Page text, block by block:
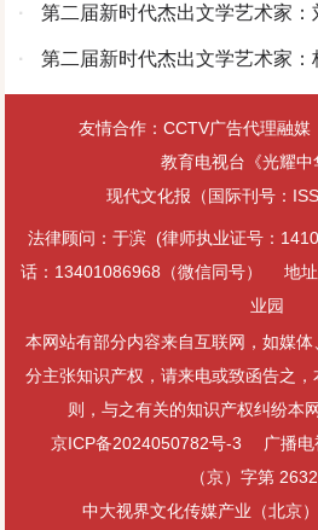
· 第二届新时代杰出文学艺术家：
· 第二届新时代杰出文学艺术家：
友情合作：CCTV广告代理融媒
教育电视台《光耀中
现代文化报（国际刊号：
法律顾问：于滨 (律师执业证号：
话：13401086968（微信同号）
地
业园
本网站有部分内容来自互联网，如媒
分主张知识产权，请来电或致函告之
则，与之有关的知识产权纠纷本
京ICP备2024050782号-3
广播
（京）字第
中大视界文化传媒产业（北京